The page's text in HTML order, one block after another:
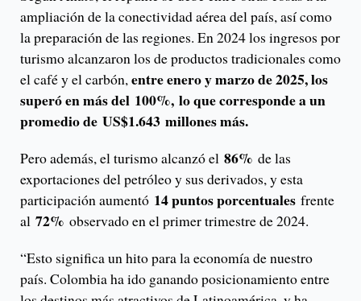
ampliación de la conectividad aérea del país, así como
la preparación de las regiones. En 2024 los ingresos por
turismo alcanzaron los de productos tradicionales como
el café y el carbón,entre enero y marzo de 2025, los
superó en más del 100%, lo que corresponde a un
promedio de US$1.643 millones más.
Pero además, el turismo alcanzó el 86% de las
exportaciones del petróleo y sus derivados, y esta
participación aumentó 14 puntos porcentuales frente
al 72% observado en el primer trimestre de 2024.
“Esto significa un hito para la economía de nuestro
país. Colombia ha ido ganando posicionamiento entre